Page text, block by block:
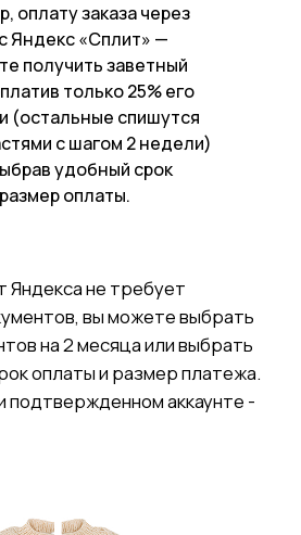
оплату заказа через
Яндекс «Сплит» —
получить заветный
только 25% его
(остальные спишутся
с шагом 2 недели)
удобный срок
оплаты.
не требует
вы можете выбрать
месяца или выбрать
и размер платежа.
аккаунте -
его в корзину.